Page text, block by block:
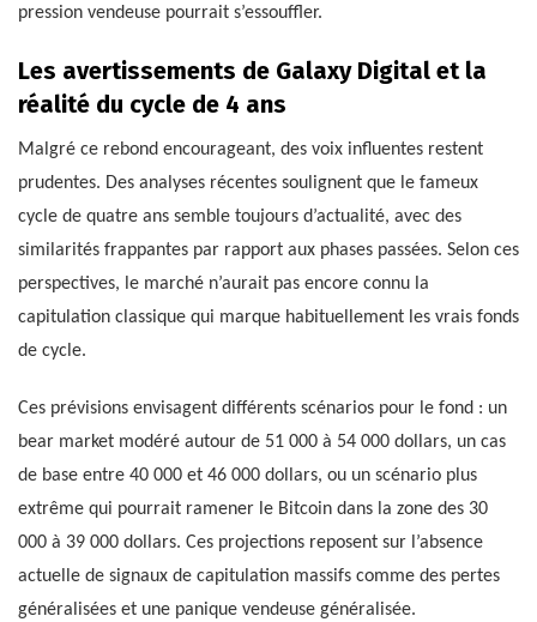
pression vendeuse pourrait s’essouffler.
Les avertissements de Galaxy Digital et la
réalité du cycle de 4 ans
Malgré ce rebond encourageant, des voix influentes restent
prudentes. Des analyses récentes soulignent que le fameux
cycle de quatre ans semble toujours d’actualité, avec des
similarités frappantes par rapport aux phases passées. Selon ces
perspectives, le marché n’aurait pas encore connu la
capitulation classique qui marque habituellement les vrais fonds
de cycle.
Ces prévisions envisagent différents scénarios pour le fond : un
bear market modéré autour de 51 000 à 54 000 dollars, un cas
de base entre 40 000 et 46 000 dollars, ou un scénario plus
extrême qui pourrait ramener le Bitcoin dans la zone des 30
000 à 39 000 dollars. Ces projections reposent sur l’absence
actuelle de signaux de capitulation massifs comme des pertes
généralisées et une panique vendeuse généralisée.